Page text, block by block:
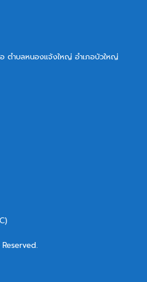
ตำบลหนองแจ้งใหญ่ อำเภอบัวใหญ่